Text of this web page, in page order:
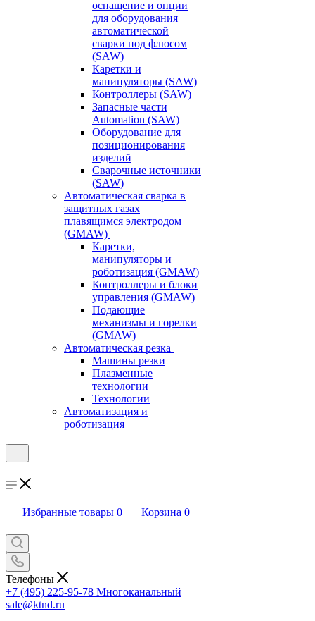
оснащение и опции
для оборудования
автоматической
сварки под флюсом
(SAW)
Каретки и
манипуляторы (SAW)
Контроллеры (SAW)
Запасные части
Automation (SAW)
Оборудование для
позиционирования
изделий
Сварочные источники
(SAW)
Автоматическая сварка в
защитных газах
плавящимся электродом
(GMAW)
Каретки,
манипуляторы и
роботизация (GMAW)
Контроллеры и блоки
управления (GMAW)
Подающие
механизмы и горелки
(GMAW)
Автоматическая резка
Машины резки
Плазменные
технологии
Технологии
Автоматизация и
роботизация
Избранные товары 0 Корзина 0
Телефоны
+7 (495) 225-95-78 Многоканальный
sale@ktnd.ru